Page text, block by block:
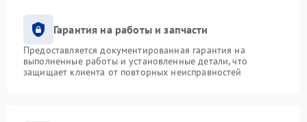
Гарантия на работы и запчасти
Предоставляется документированная гарантия на
выполненные работы и установленные детали, что
защищает клиента от повторных неисправностей